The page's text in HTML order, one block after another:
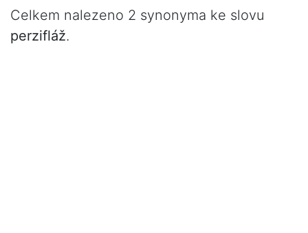
Celkem nalezeno 2 synonyma ke slovu
perzifláž.